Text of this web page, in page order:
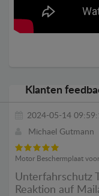
Klanten
2024-05-14
Michael Gutmann
Motor Beschermplaat
Unterfahrschutz
Reaktion auf